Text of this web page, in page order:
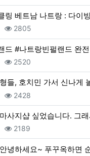
링 베트남 나트랑 : 다이
조회
2805
드 #나트랑빈펄랜드 완
조회
2520
들, 호치민 가서 신나게
조회
2428
사지샵 싶었습니다. 그
조회
2189
녕하세요~ 푸꾸옥하면